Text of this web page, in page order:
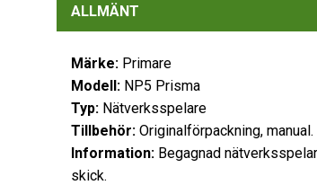
ALLMÄNT
Märke:Primare
Modell:NP5 Prisma
Typ:Nätverksspelare
Tillbehör: Originalförpackning, manual.
Information:Begagnad
skick.